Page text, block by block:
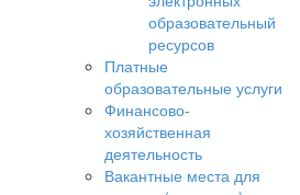
образовательный
ресурсов
Платные
образовательные услуги
Финансово-
хозяйственная
деятельность
Вакантные места для